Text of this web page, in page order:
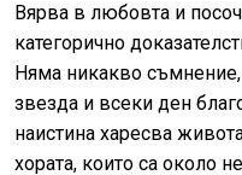
Вярва в любовта и
категорично
Няма никакво
звезда и всеки ден
наистина харесва
хората, които са около